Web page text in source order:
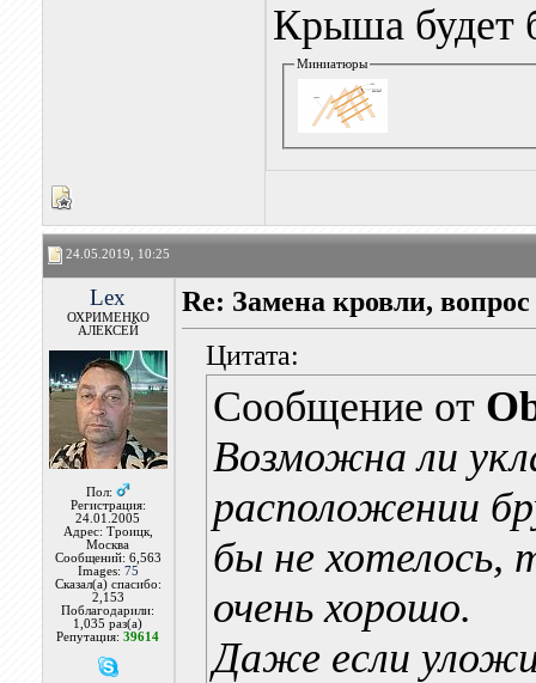
Крыша будет
Миниатюры
24.05.2019, 10:25
Lex
ОХРИМЕНКО
АЛЕКСЕЙ
Пол:
Регистрация:
24.01.2005
Адрес: Троицк,
Москва
Сообщений: 6,563
Images: 75
Сказал(а) спасибо:
2,153
Поблагодарили:
1,035 раз(а)
Репутация:39614
Re: Замена кровли,
Цитата:
Сообщение от
Возможна ли
расположении
бы не хотелось,
очень хорошо.
Даже если